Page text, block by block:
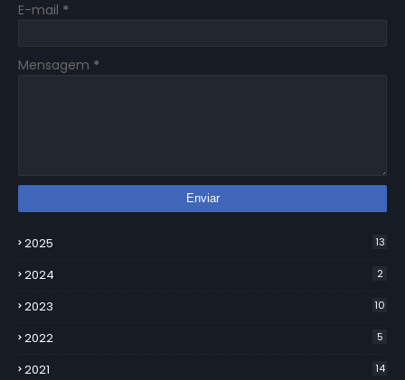
E-mail *
Mensagem *
2025 13
2024 2
2023 10
2022 5
2021 14